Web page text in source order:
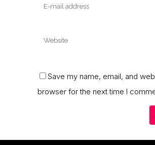
Save my name, email, and
browser for the next time I